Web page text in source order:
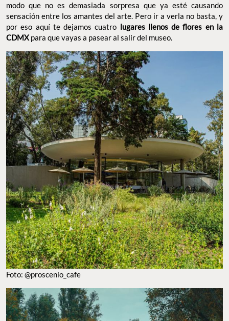
modo que no es demasiada sorpresa que ya esté causando
sensación entre los amantes del arte. Pero ir a verla no basta, y
por eso aquí te dejamos cuatro lugares llenos de flores en la
CDMX para que vayas a pasear al salir del museo.
Foto: @proscenio_cafe